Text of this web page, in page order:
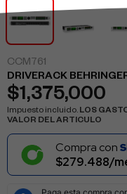
CCM761
DRIVERACK
$1,375,000
Impuesto incluido. LOS
VALOR DEL ARTICULO
Compra con
$279.488/